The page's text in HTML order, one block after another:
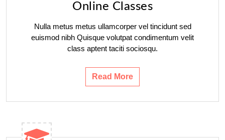
Online Classes
Nulla metus metus ullamcorper vel tincidunt sed
euismod nibh Quisque volutpat condimentum velit
class aptent taciti sociosqu.
Read More